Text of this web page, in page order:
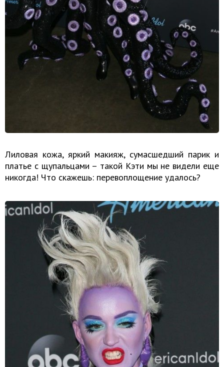
Лиловая кожа, яркий макияж, сумасшедший парик и
платье с щупальцами – такой Кэти мы не видели еще
никогда! Что скажешь: перевоплощение удалось?